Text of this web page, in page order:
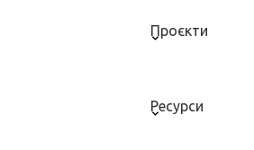
Проєкти
Ресурси